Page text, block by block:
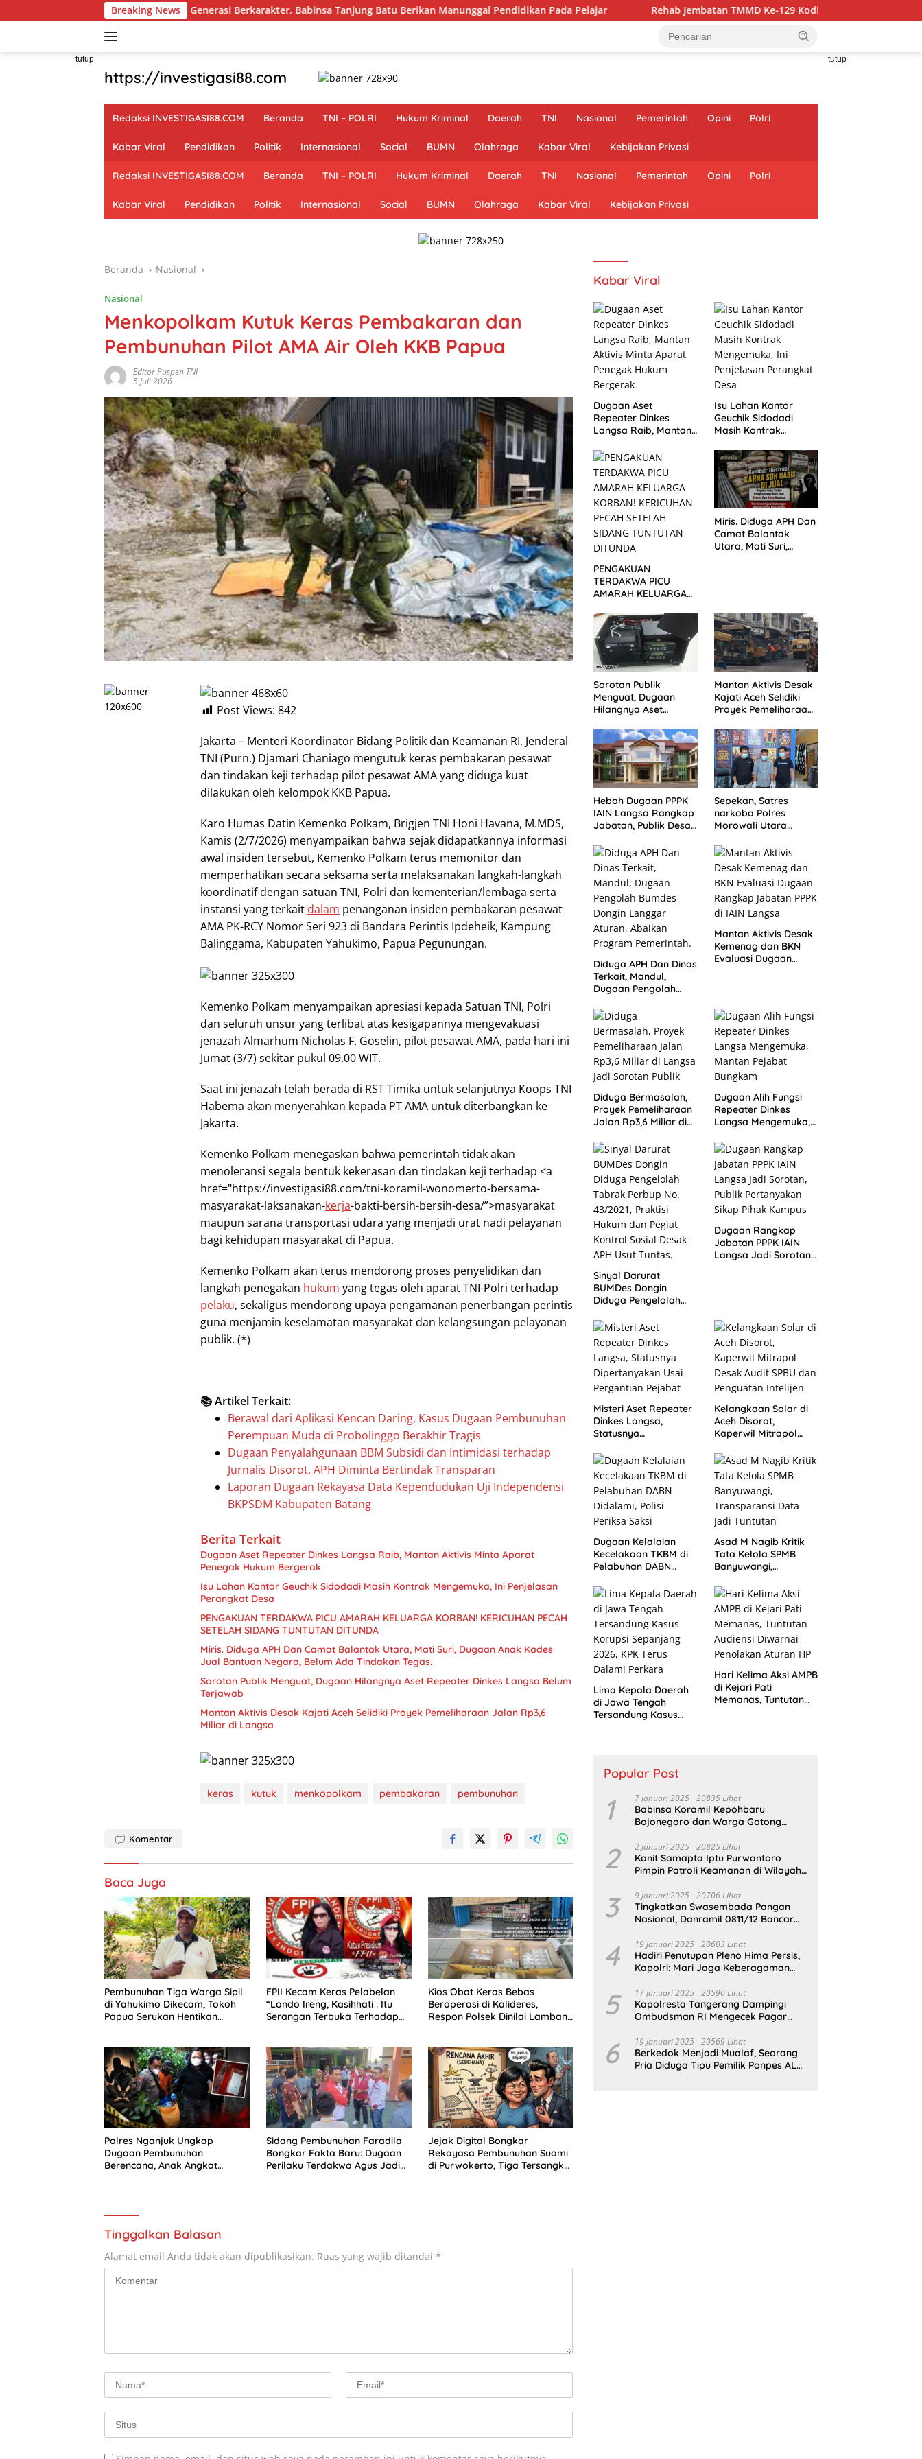
ke
Breaking News
Wujudkan Generasi Berkarakter, Babinsa Tanjung Batu Berikan Manunggal Pendidikan Pada Pelajar Rehab Jembatan TMMD Ke-129 Kodim 1807/Sorong Selatan Hampir
tutup tutup
https://investigasi88.com
Redaksi INVESTIGASI88.COM Beranda TNI – POLRI Hukum Kriminal Daerah TNI Nasional Pemerintah Opini Polri
Kabar Viral Pendidikan Politik Internasional Social BUMN Olahraga Kabar Viral Kebijakan Privasi
Redaksi INVESTIGASI88.COM Beranda TNI – POLRI Hukum Kriminal Daerah TNI Nasional Pemerintah Opini Polri
Kabar Viral Pendidikan Politik Internasional Social BUMN Olahraga Kabar Viral Kebijakan Privasi
Beranda Nasional
Nasional
Menkopolkam Kutuk Keras Pembakaran dan
Pembunuhan Pilot AMA Air Oleh KKB Papua
Editor Puspen TNI
5 Juli 2026
Post Views: 842
Jakarta – Menteri Koordinator Bidang Politik dan Keamanan RI, Jenderal
TNI (Purn.) Djamari Chaniago mengutuk keras pembakaran pesawat
dan tindakan keji terhadap pilot pesawat AMA yang diduga kuat
dilakukan oleh kelompok KKB Papua.
Karo Humas Datin Kemenko Polkam, Brigjen TNI Honi Havana, M.MDS,
Kamis (2/7/2026) menyampaikan bahwa sejak didapatkannya informasi
awal insiden tersebut, Kemenko Polkam terus memonitor dan
memperhatikan secara seksama serta melaksanakan langkah-langkah
koordinatif dengan satuan TNI, Polri dan kementerian/lembaga serta
instansi yang terkait dalam penanganan insiden pembakaran pesawat
AMA PK-RCY Nomor Seri 923 di Bandara Perintis Ipdeheik, Kampung
Balinggama, Kabupaten Yahukimo, Papua Pegunungan.
Kemenko Polkam menyampaikan apresiasi kepada Satuan TNI, Polri
dan seluruh unsur yang terlibat atas kesigapannya mengevakuasi
jenazah Almarhum Nicholas F. Goselin, pilot pesawat AMA, pada hari ini
Jumat (3/7) sekitar pukul 09.00 WIT.
Saat ini jenazah telah berada di RST Timika untuk selanjutnya Koops TNI
Habema akan menyerahkan kepada PT AMA untuk diterbangkan ke
Jakarta.
Kemenko Polkam menegaskan bahwa pemerintah tidak akan
menoleransi segala bentuk kekerasan dan tindakan keji terhadap <a
href="https://investigasi88.com/tni-koramil-wonomerto-bersama-
masyarakat-laksanakan-kerja-bakti-bersih-bersih-desa/”>masyarakat
maupun sarana transportasi udara yang menjadi urat nadi pelayanan
bagi kehidupan masyarakat di Papua.
Kemenko Polkam akan terus mendorong proses penyelidikan dan
langkah penegakan hukum yang tegas oleh aparat TNI-Polri terhadap
pelaku, sekaligus mendorong upaya pengamanan penerbangan perintis
guna menjamin keselamatan masyarakat dan kelangsungan pelayanan
publik. (*)
📚 Artikel Terkait:
Berawal dari Aplikasi Kencan Daring, Kasus Dugaan Pembunuhan
Perempuan Muda di Probolinggo Berakhir Tragis
Dugaan Penyalahgunaan BBM Subsidi dan Intimidasi terhadap
Jurnalis Disorot, APH Diminta Bertindak Transparan
Laporan Dugaan Rekayasa Data Kependudukan Uji Independensi
BKPSDM Kabupaten Batang
Berita Terkait
Dugaan Aset Repeater Dinkes Langsa Raib, Mantan Aktivis Minta Aparat
Penegak Hukum Bergerak
Isu Lahan Kantor Geuchik Sidodadi Masih Kontrak Mengemuka, Ini Penjelasan
Perangkat Desa
PENGAKUAN TERDAKWA PICU AMARAH KELUARGA KORBAN! KERICUHAN PECAH
SETELAH SIDANG TUNTUTAN DITUNDA
Miris. Diduga APH Dan Camat Balantak Utara, Mati Suri, Dugaan Anak Kades
Sorotan Publik Menguat, Dugaan Hilangnya Aset Repeater Dinkes Langsa Belum
Terjawab
Mantan Aktivis Desak Kajati Aceh Selidiki Proyek Pemeliharaan Jalan Rp3,6
Miliar di Langsa
keras kutuk menkopolkam pembakaran pembunuhan
Komentar
Baca Juga
Pembunuhan Tiga Warga Sipil
di Yahukimo Dikecam, Tokoh
Papua Serukan Hentikan
FPII Kecam Keras Pelabelan
“Londo Ireng, Kasihhati : Itu
Serangan Terbuka Terhadap
Kios Obat Keras Bebas
Beroperasi di Kalideres,
Respon Polsek Dinilai Lamban
Polres Nganjuk Ungkap
Dugaan Pembunuhan
Berencana, Anak Angkat
Sidang Pembunuhan Faradila
Bongkar Fakta Baru: Dugaan
Perilaku Terdakwa Agus Jadi
Jejak Digital Bongkar
Rekayasa Pembunuhan Suami
di Purwokerto, Tiga Tersangka
Tinggalkan Balasan
Alamat email Anda tidak akan dipublikasikan. Ruas yang wajib ditandai *
Kabar Viral
Dugaan Aset
Repeater Dinkes
Langsa Raib, Mantan
Penegak Hukum
Bergerak
Isu Lahan Kantor
Geuchik Sidodadi
Masih Kontrak
Penjelasan Perangkat
Desa
PENGAKUAN
TERDAKWA PICU
AMARAH KELUARGA
PECAH SETELAH
SIDANG TUNTUTAN
DITUNDA
Miris. Diduga APH Dan
Camat Balantak
Utara, Mati Suri,
Sorotan Publik
Menguat, Dugaan
Hilangnya Aset
Langsa Belum
Terjawab
Mantan Aktivis Desak
Kajati Aceh Selidiki
Proyek Pemeliharaan
Langsa
Heboh Dugaan PPPK
IAIN Langsa Rangkap
Jabatan, Publik Desak
ASN
Sepekan, Satres
narkoba Polres
Morowali Utara
Shabu dan amankan
4 orang pelaku
Diduga APH Dan Dinas
Terkait, Mandul,
Dugaan Pengolah
Langgar Aturan,
Abaikan Program
Pemerintah.
Mantan Aktivis Desak
Kemenag dan BKN
Evaluasi Dugaan
Diduga Bermasalah,
Proyek Pemeliharaan
Jalan Rp3,6 Miliar di
Publik
Dugaan Alih Fungsi
Repeater Dinkes
Langsa Mengemuka,
Bungkam
Sinyal Darurat
BUMDes Dongin
Diduga Pengelolah
43/2021, Praktisi
Hukum dan Pegiat
Kontrol Sosial Desak
APH Usut Tuntas.
Dugaan Rangkap
Jabatan PPPK IAIN
Langsa Jadi Sorotan,
Misteri Aset Repeater
Dinkes Langsa,
Statusnya
Pergantian Pejabat
Kelangkaan Solar di
Aceh Disorot,
Kaperwil Mitrapol
Penguatan Intelijen
Dugaan Kelalaian
Kecelakaan TKBM di
Pelabuhan DABN
Periksa Saksi
Asad M Nagib Kritik
Tata Kelola SPMB
Banyuwangi,
Jadi Tuntutan
Lima Kepala Daerah
di Jawa Tengah
Tersandung Kasus
Hari Kelima Aksi AMPB
di Kejari Pati
Memanas, Tuntutan
Popular Post
1 7 Januari 2025 20835 Lihat
Babinsa Koramil Kepohbaru
Bojonegoro dan Warga Gotong
Gedung SDN Pejok
2 2 Januari 2025 20825 Lihat
Kanit Samapta Iptu Purwantoro
Pimpin Patroli Keamanan di Wilayah
3 9 Januari 2025 20706 Lihat
Tingkatkan Swasembada Pangan
Nasional, Danramil 0811/12 Bancar
Petani Tanam Padi Di Desa Pugoh
4 19 Januari 2025 20603 Lihat
Hadiri Penutupan Pleno Hima Persis,
Kapolri: Mari Jaga Keberagaman
2045
5 17 Januari 2025 20590 Lihat
Kapolresta Tangerang Dampingi
Ombudsman RI Mengecek Pagar
6 19 Januari 2025 20569 Lihat
Berkedok Menjadi Mualaf, Seorang
Pria Diduga Tipu Pemilik Ponpes AL